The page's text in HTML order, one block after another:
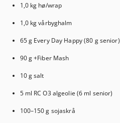
1,0 kg hø/wrap
1,0 kg vårbyghalm
65 g Every Day Happy (80 g senior)
90 g +Fiber Mash
10 g salt
5 ml RC O3 algeolie (6 ml senior)
100–150 g sojaskrå